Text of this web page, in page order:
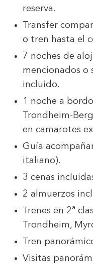
reserva.
Transfer
o tren hasta el
7 noches de
mencionados o
incluido.
1 noche a
Trondheim-
en camarotes
Guía
italiano).
3 cenas
2 almuerzos
Trenes en 2ª
Trondheim,
Tren
Visitas